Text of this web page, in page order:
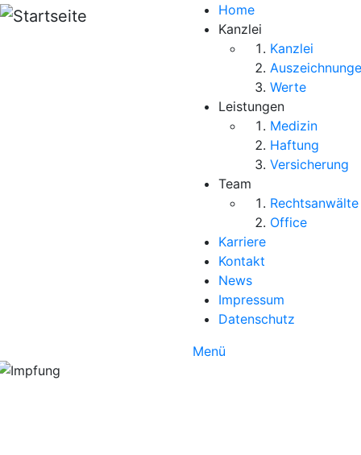
Direkt zum Inhalt
Home
Kanzlei
Kanzlei
Werte
Leistungen
Medizin
Haftung
Versicherung
Team
Rechtsanwälte
Office
Karriere
Kontakt
News
Impressum
Datenschutz
Menü